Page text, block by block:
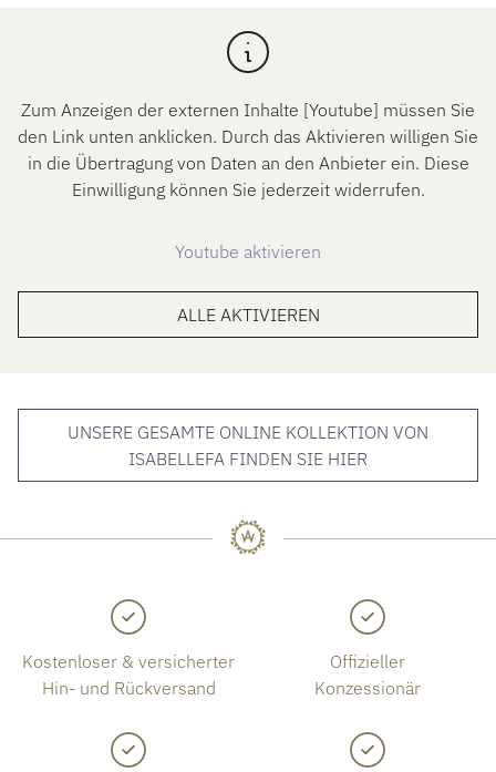
Zum Anzeigen der externen Inhalte [Youtube] müssen Sie
den Link unten anklicken. Durch das Aktivieren willigen Sie
in die Übertragung von Daten an den Anbieter ein. Diese
Einwilligung können Sie jederzeit widerrufen.
Youtube aktivieren
ALLE AKTIVIEREN
UNSERE GESAMTE ONLINE KOLLEKTION VON
ISABELLEFA FINDEN SIE HIER
Kostenloser & versicherter
Hin- und Rückversand
Offizieller
Konzessionär